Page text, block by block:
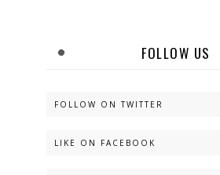
FOLLOW US
FOLLOW ON TWITTER
LIKE ON FACEBOOK